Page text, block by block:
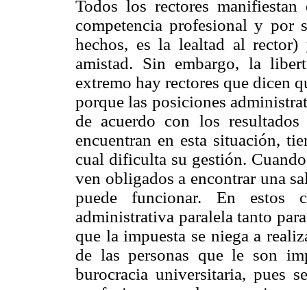
Todos los rectores
competencia profesional y por
hechos, es la lealtad al
amistad. Sin embargo, la
extremo hay rectores que dicen
porque las posiciones
de acuerdo con los
encuentran en esta situación,
cual dificulta su gestión.
ven obligados a encontrar una
puede funcionar. En estos
administrativa paralela tanto
que la impuesta se niega a
de las personas que le son
burocracia universitaria, pues